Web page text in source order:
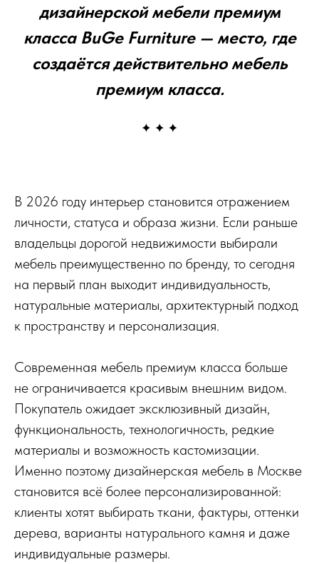
дизайнерской мебели премиум
класса BuGe Furniture — место, где
создаётся действительно мебель
премиум класса.
В 2026 году интерьер становится отражением
личности, статуса и образа жизни. Если раньше
владельцы дорогой недвижимости выбирали
мебель преимущественно по бренду, то сегодня
на первый план выходит индивидуальность,
натуральные материалы, архитектурный подход
к пространству и персонализация.
Современная мебель премиум класса больше
не ограничивается красивым внешним видом.
Покупатель ожидает эксклюзивный дизайн,
функциональность, технологичность, редкие
материалы и возможность кастомизации.
Именно поэтому дизайнерская мебель в Москве
становится всё более персонализированной:
клиенты хотят выбирать ткани, фактуры, оттенки
дерева, варианты натурального камня и даже
индивидуальные размеры.